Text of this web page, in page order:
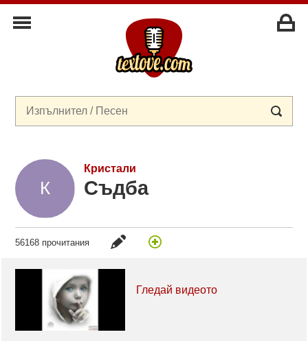
Кристали
Съдба
56168 прочитания
Гледай видеото